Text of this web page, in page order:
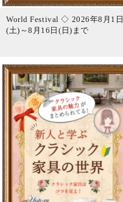
World Festival ◇ 2026年8月1日
(土)～8月16日(日)まで